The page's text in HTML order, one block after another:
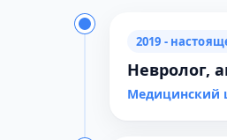
2019 -
Невролог,
Медицинский